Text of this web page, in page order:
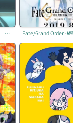
Fate/Grand Order -MOONLIGHT/LOSTROOM-